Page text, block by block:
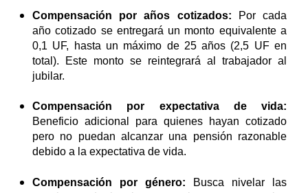
Compensación por años cotizados: Por cada
año cotizado se entregará un monto equivalente a
0,1 UF, hasta un máximo de 25 años (2,5 UF en
total). Este monto se reintegrará al trabajador al
jubilar.
Compensación por expectativa de vida:
Beneficio adicional para quienes hayan cotizado
pero no puedan alcanzar una pensión razonable
debido a la expectativa de vida.
Compensación por género: Busca nivelar las